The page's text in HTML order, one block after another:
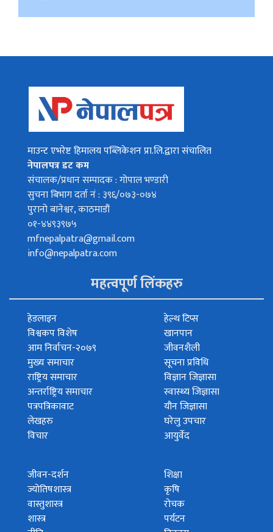
माउन्ट एभरेष्ट हिमालय पब्लिकेशन प्रा.लि.द्वारा संचालित
नेपालपत्र डट कम
संचालक/प्रधान सम्पादक : गोपाल भण्डारी
सुचना बिभाग दर्ता नं : ३९६/०७३-०७४
पुरानो बानेश्वर, काठमाडौं
०१-४४९३९७५
mfnepalpatra@gmail.com
info@nepalpatra.com
महत्वपूर्ण लिंकहरु
हेडलाइन
विश्वकप विशेष
आम निर्वाचन-२०७९
मुख्य समाचार
राष्ट्रिय समाचार
अन्तर्राष्ट्रिय समाचार
पत्रपत्रिकावाट
लेखहरु
विचार
हेल्थ टिप्स
खानपान
जीवनशैली
सूचना प्रविधि
विज्ञान जिज्ञासा
स्वास्थ्य जिज्ञासा
यौन जिज्ञासा
घरेलु उपचार
आयुर्वेद
जीवन-दर्शन
ज्योतिषशास्त्र
वास्तुशास्त्र
शास्त्र
शिक्षा
कृषि
रोचक
पर्यटन